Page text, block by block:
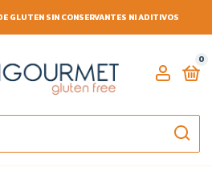
GLUTEN SIN CONSERVANTES NI ADITIVOS
0